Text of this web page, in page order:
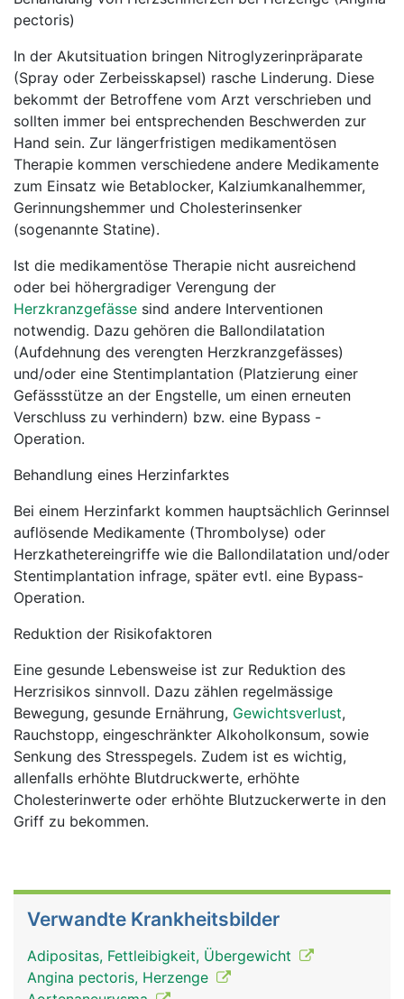
pectoris)
In der Akutsituation bringen Nitroglyzerinpräparate
(Spray oder Zerbeisskapsel) rasche Linderung. Diese
bekommt der Betroffene vom Arzt verschrieben und
sollten immer bei entsprechenden Beschwerden zur
Hand sein. Zur längerfristigen medikamentösen
Therapie kommen verschiedene andere Medikamente
zum Einsatz wie Betablocker, Kalziumkanalhemmer,
Gerinnungshemmer und Cholesterinsenker
(sogenannte Statine).
Ist die medikamentöse Therapie nicht ausreichend
oder bei höhergradiger Verengung der
Herzkranzgefässe sind andere Interventionen
notwendig. Dazu gehören die Ballondilatation
(Aufdehnung des verengten Herzkranzgefässes)
und/oder eine Stentimplantation (Platzierung einer
Gefässstütze an der Engstelle, um einen erneuten
Verschluss zu verhindern) bzw. eine Bypass -
Operation.
Behandlung eines Herzinfarktes
Bei einem Herzinfarkt kommen hauptsächlich Gerinnsel
auflösende Medikamente (Thrombolyse) oder
Herzkathetereingriffe wie die Ballondilatation und/oder
Stentimplantation infrage, später evtl. eine Bypass-
Operation.
Reduktion der Risikofaktoren
Eine gesunde Lebensweise ist zur Reduktion des
Herzrisikos sinnvoll. Dazu zählen regelmässige
Bewegung, gesunde Ernährung, Gewichtsverlust,
Rauchstopp, eingeschränkter Alkoholkonsum, sowie
Senkung des Stresspegels. Zudem ist es wichtig,
allenfalls erhöhte Blutdruckwerte, erhöhte
Cholesterinwerte oder erhöhte Blutzuckerwerte in den
Griff zu bekommen.
Verwandte Krankheitsbilder
Adipositas, Fettleibigkeit, Übergewicht
Angina pectoris, Herzenge